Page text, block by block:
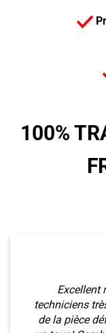
100%
Excellent
techniciens
de la pièce